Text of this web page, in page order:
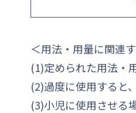
＜用法・用量に関連
(1)定められた用法・
(2)過度に使用すると
(3)小児に使用させる